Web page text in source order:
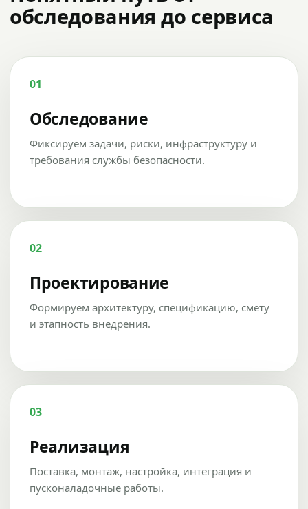
обследования до сервиса
01
Обследование
Фиксируем задачи, риски, инфраструктуру и
требования службы безопасности.
02
Проектирование
Формируем архитектуру, спецификацию, смету
и этапность внедрения.
03
Реализация
Поставка, монтаж, настройка, интеграция и
пусконаладочные работы.